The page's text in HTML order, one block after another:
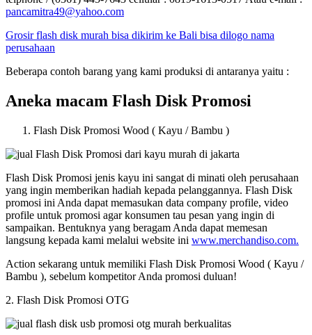
pancamitra49@yahoo.com
Grosir flash disk murah bisa dikirim ke Bali bisa dilogo nama
perusahaan
Beberapa contoh barang yang kami produksi di antaranya yaitu :
Aneka macam Flash Disk Promosi
Flash Disk Promosi Wood ( Kayu / Bambu )
Flash Disk Promosi jenis kayu ini sangat di minati oleh perusahaan
yang ingin memberikan hadiah kepada pelanggannya. Flash Disk
promosi ini Anda dapat memasukan data company profile, video
profile untuk promosi agar konsumen tau pesan yang ingin di
sampaikan. Bentuknya yang beragam Anda dapat memesan
langsung kepada kami melalui website ini www.merchandiso.com.
Action sekarang untuk memiliki Flash Disk Promosi Wood ( Kayu /
Bambu ), sebelum kompetitor Anda promosi duluan!
2. Flash Disk Promosi OTG